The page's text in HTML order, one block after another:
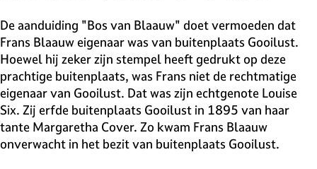
u
m
De aanduiding "Bos van Blaauw" doet vermoeden dat
Frans Blaauw eigenaar was van buitenplaats Gooilust.
Hoewel hij zeker zijn stempel heeft gedrukt op deze
prachtige buitenplaats, was Frans niet de rechtmatige
eigenaar van Gooilust. Dat was zijn echtgenote Louise
Six. Zij erfde buitenplaats Gooilust in 1895 van haar
tante Margaretha Cover. Zo kwam Frans Blaauw
onverwacht in het bezit van buitenplaats Gooilust.